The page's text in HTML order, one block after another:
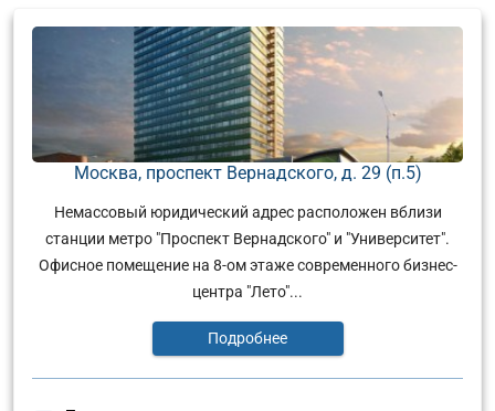
Москва, проспект Вернадского, д. 29 (п.5)
Немассовый юридический адрес расположен вблизи
станции метро "Проспект Вернадского" и "Университет".
Офисное помещение на 8-ом этаже современного бизнес-
центра "Лето"...
Подробнее